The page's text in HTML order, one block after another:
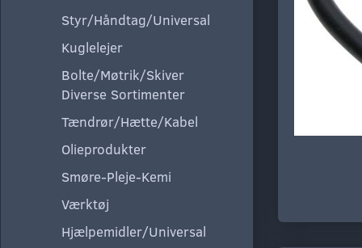
Styr/Håndtag/Universal
Kuglelejer
Bolte/Møtrik/Skiver
Diverse Sortimenter
Tændrør/Hætte/Kabel
Olieprodukter
Smøre-Pleje-Kemi
Værktøj
Hjælpemidler/Universal